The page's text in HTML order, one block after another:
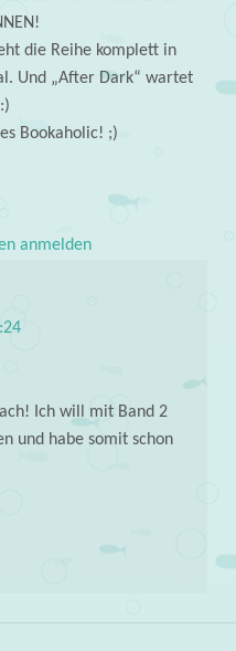
die Reihe komplett in
Und „After Dark“ wartet
Bookaholic! ;)
anmelden
Ich will mit Band 2
und habe somit schon